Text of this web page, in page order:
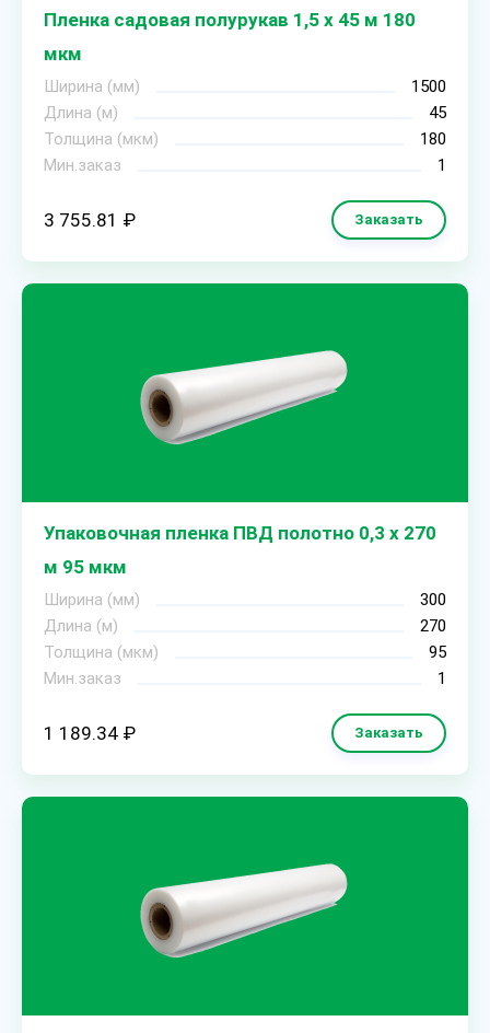
Пленка садовая полурукав 1,5 х 45 м 180
мкм
Ширина (мм)
1500
Длина (м)
45
Толщина (мкм)
180
Мин.заказ
1
3 755.81 ₽ Заказать
Упаковочная пленка ПВД полотно 0,3 х 270
м 95 мкм
Ширина (мм)
300
Длина (м)
270
Толщина (мкм)
95
Мин.заказ
1
1 189.34 ₽ Заказать